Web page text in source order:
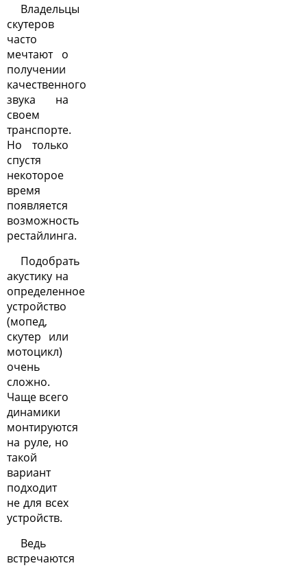
Владельцы
скутеров
часто
мечтают о
получении
качественного
звука на
своем
транспорте.
Но только
спустя
некоторое
время
появляется
возможность
рестайлинга.
Подобрать
акустику на
определенное
устройство
(мопед,
скутер или
мотоцикл)
очень
сложно.
Чаще всего
динамики
монтируются
на руле, но
такой
вариант
подходит
не для всех
устройств.
Ведь
встречаются